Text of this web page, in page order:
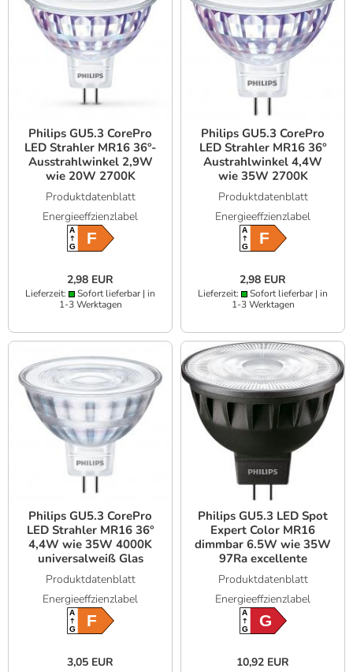
Philips GU5.3 CorePro
LED Strahler MR16 36°-
Ausstrahlwinkel 2,9W
wie 20W 2700K
warmweißes Licht 12V
Niedervolt
Produktdatenblatt
Energieeffzienzlabel
A
GF
2,98 EUR
Lieferzeit:
Sofort lieferbar | in
1-3 Werktagen
Philips GU5.3 CorePro
LED Strahler MR16 36°
Austrahlwinkel 4,4W
wie 35W 2700K
warmweißes Licht
Niedervolt
Produktdatenblatt
Energieeffzienzlabel
A
GF
2,98 EUR
Lieferzeit:
Sofort lieferbar | in
1-3 Werktagen
Philips GU5.3 CorePro
LED Strahler MR16 36°
4,4W wie 35W 4000K
universalweiß Glas
Produktdatenblatt
Energieeffzienzlabel
A
GF
3,05 EUR
Philips GU5.3 LED Spot
Expert Color MR16
dimmbar 6.5W wie 35W
97Ra excellente
Farbwiedergabe
warmweiss 36°-
Abstrahlwinkel
Produktdatenblatt
Energieeffzienzlabel
A
GG
10,92 EUR